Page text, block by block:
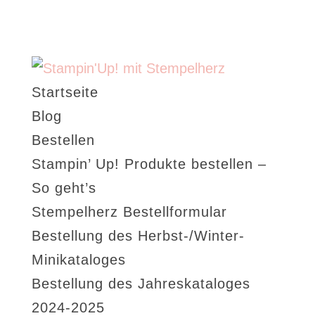
Startseite
Blog
Bestellen
Stampin’ Up! Produkte bestellen –
So geht’s
Stempelherz Bestellformular
Bestellung des Herbst-/Winter-
Minikataloges
Bestellung des Jahreskataloges
2024-2025